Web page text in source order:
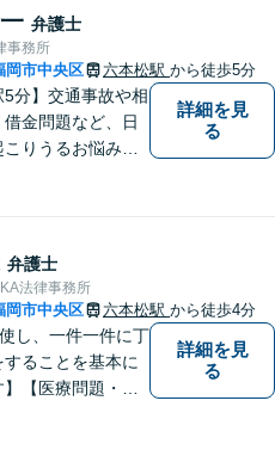
弁護士
事務所
岡市中央区 六本松駅 から徒歩5分
5分】交通事故や相
金問題など、日
りうるお悩みの
一歩となりま
ことでも、お気軽
さい。
詳細を見
る
弁護士
法律事務所
岡市中央区 六本松駅 から徒歩4分
使し、一件一件に丁
ることを基本に
【医療問題・交
詳細を見
る